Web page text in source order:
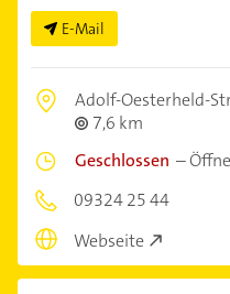
E-Mail
Adolf-Oesterheld-
7,6 km
Geschlossen –
09324 25 44
Webseite